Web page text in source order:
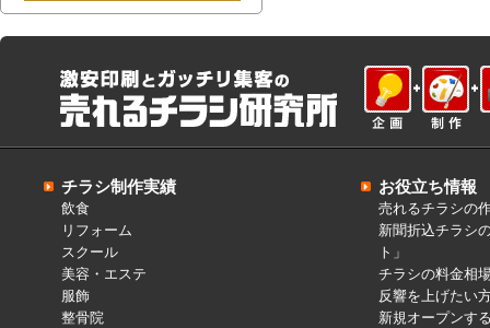
チラシ制作実績
飲食
リフォーム
スクール
美容・エステ
服飾
整骨院
お役立ち情報
売れるチラシの
新聞折込チラシ
ト」
チラシの料金相
反響を上げたい
新規オープンす